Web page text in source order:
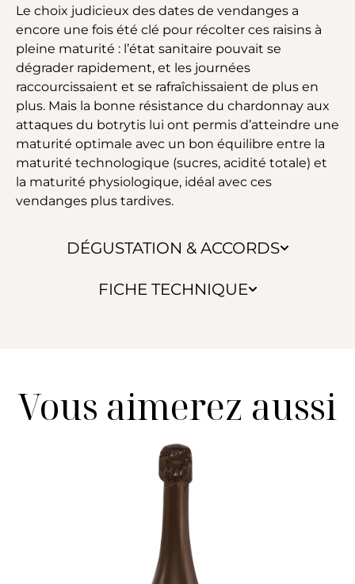
DÉGUSTATION & ACCORDS
FICHE TECHNIQUE
Le choix judicieux des dates de vendanges a
encore une fois été clé pour récolter ces raisins à
pleine maturité : l’état sanitaire pouvait se
dégrader rapidement, et les journées
raccourcissaient et se rafraîchissaient de plus en
plus. Mais la bonne résistance du chardonnay aux
attaques du botrytis lui ont permis d’atteindre une
maturité optimale avec un bon équilibre entre la
maturité technologique (sucres, acidité totale) et
la maturité physiologique, idéal avec ces
vendanges plus tardives.
Vous aimerez aussi